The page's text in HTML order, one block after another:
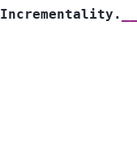
Incrementality.